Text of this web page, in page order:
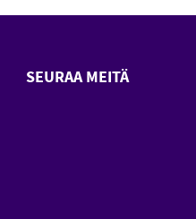
SEURAA MEITÄ